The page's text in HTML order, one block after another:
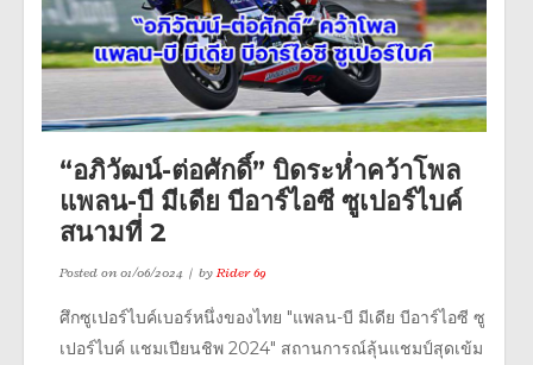
“อภิวัฒน์-ต่อศักดิ์” บิดระห่ำคว้าโพล
แพลน-บี มีเดีย บีอาร์ไอซี ซูเปอร์ไบค์
สนามที่ 2
Posted on01/06/2024 byRider 69
ศึกซูเปอร์ไบค์เบอร์หนึ่งของไทย "แพลน-บี มีเดีย บีอาร์ไอซี ซู
เปอร์ไบค์ แชมเปียนชิพ 2024" สถานการณ์ลุ้นแชมป์สุดเข้ม